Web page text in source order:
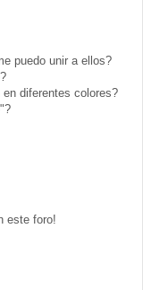
puedo unir a ellos?
diferentes colores?
este foro!